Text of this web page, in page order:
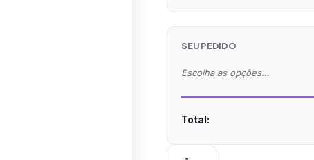
SEU PEDIDO
Escolha as opções…
Total:
Cardápio